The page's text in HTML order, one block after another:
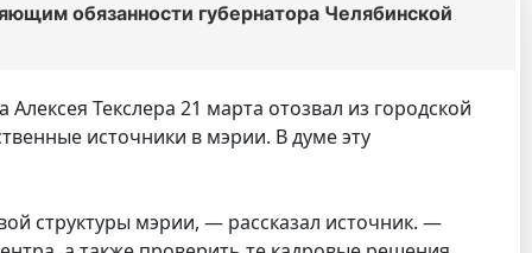
обязанности губернатора Челябинской
Текслера 21 марта отозвал из городской
источники в мэрии. В думе эту
структуры мэрии, — рассказал источник. —